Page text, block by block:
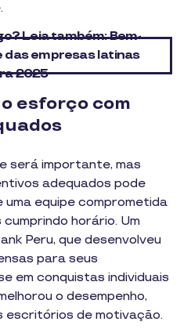
Leia também: Bem-
das empresas latinas
2025
esforço com
será importante, mas
adequados pode
equipe comprometida
horário. Um
Peru, que desenvolveu
para seus
em conquistas individuais
o desempenho,
escritórios de motivação.